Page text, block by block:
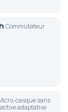
Commutateur
casque sans
adaptative